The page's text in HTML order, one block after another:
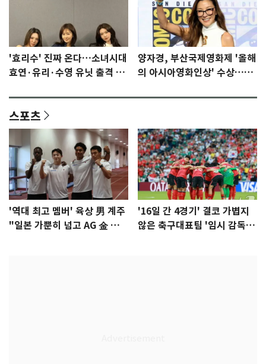
'효리수' 진짜 온다…소녀시대
효연·유리·수영 유닛 출격 [N
양자경, 부산국제영화제 '올해
의 아시아영화인상' 수상…15
스포츠
'역대 최고 멤버' 육상 男 계주
"일본 가뿐히 넘고 AG 金 따겠
'16일 간 4경기' 결코 가볍지
않은 축구대표팀 '임시 감독'